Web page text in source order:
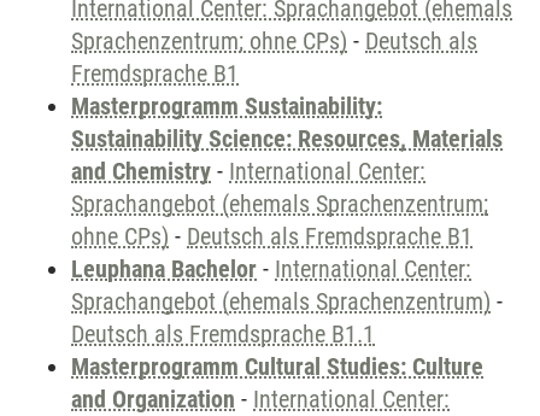
International Center: Sprachangebot (ehemals
Sprachenzentrum; ohne CPs) - Deutsch als
Fremdsprache B1
Masterprogramm Sustainability:
Sustainability Science: Resources, Materials
and Chemistry - International Center:
Sprachangebot (ehemals Sprachenzentrum;
ohne CPs) - Deutsch als Fremdsprache B1
Leuphana Bachelor - International Center:
Sprachangebot (ehemals Sprachenzentrum) -
Deutsch als Fremdsprache B1.1
Masterprogramm Cultural Studies: Culture
and Organization - International Center: